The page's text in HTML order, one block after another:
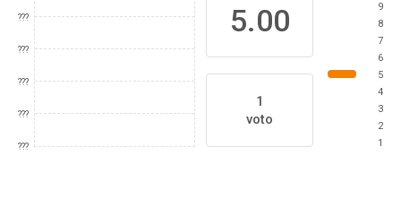
???
???
???
???
???
5.00
1
voto
9
8
7
6
5
4
3
2
1